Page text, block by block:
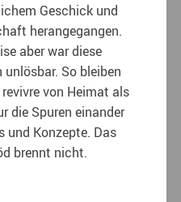
Geschick und
herangegangen.
aber war diese
So bleiben
von Heimat als
die Spuren einander
und Konzepte. Das
brennt nicht.